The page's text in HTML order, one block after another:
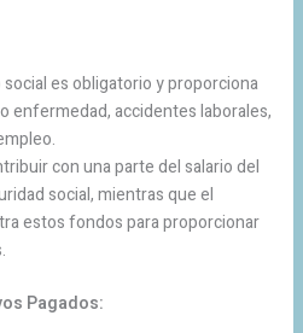
es obligatorio y proporciona
enfermedad, accidentes laborales,
con una parte del salario del
social, mientras que el
estos fondos para proporcionar
Pagados: